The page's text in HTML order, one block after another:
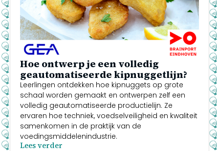
Hoe ontwerp je een volledig
geautomatiseerde kipnuggetlijn?
Leerlingen ontdekken hoe kipnuggets op grote
schaal worden gemaakt en ontwerpen zelf een
volledig geautomatiseerde productielijn. Ze
ervaren hoe techniek, voedselveiligheid en kwaliteit
samenkomen in de praktijk van de
voedingsmiddelenindustrie.
Lees verder